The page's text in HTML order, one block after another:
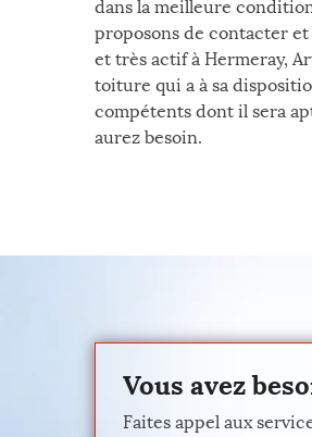
dans la meilleure
proposons de contacter et
et très actif à Hermeray,
toiture qui a à sa
compétents dont il sera
aurez besoin.
Vous avez
Faites appel aux